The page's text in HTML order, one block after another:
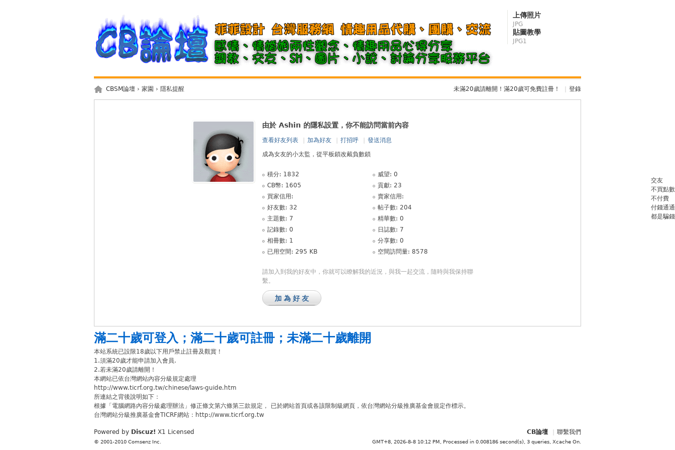
上傳照片
JPG
貼圖教學
JPG1
未滿20歲請離開！滿20歲可免費註冊！ 登錄
CBSM論壇 › 家園 › 隱私提醒
由於 Ashin 的隱私設置，你不能訪問當前內容
查看好友列表 加為好友 打招呼
發送消息
成為女友的小太監，從平板鎖改戴負數鎖
積分: 1832
威望: 0
CB幣: 1605
貢獻: 23
買家信用:
賣家信用:
好友數: 32
帖子數: 204
主題數: 7
精華數: 0
記錄數: 0
日誌數: 7
相冊數: 1
分享數: 0
已用空間: 295 KB
空間訪問量: 8578
請加入到我的好友中，你就可以瞭解我的近況，與我一起交流，隨時與我保持聯
繫。
加為好友
滿二十歲可登入 ； 滿二十歲可註冊 ； 未滿二十歲離開
本站系統已設限18歲以下用戶禁止註冊及觀賞！
1.須滿20歲才能申請加入會員.
2.若未滿20歲請離開！
本網站已依台灣網站內容分級規定處理
http://www.ticrf.org.tw/chinese/laws-guide.htm
所連結之背後說明如下：
根據「電腦網路內容分級處理辦法」修正條文第六條第三款規定， 已於網站首頁或各該限制級網頁，依台灣網站分級推廣基金會規定作標示。
台灣網站分級推廣基金會TICRF網站：http://www.ticrf.org.tw
交友
不買點數
不付費
付錢通通
都是騙錢
CB論壇 聯繫我們
GMT+8, 2026-8-8 10:12 PM, Processed in 0.008186 second(s), 3 queries, Xcache On
Powered by Discuz! X1 Licensed
© 2001-2010 Comsenz Inc.